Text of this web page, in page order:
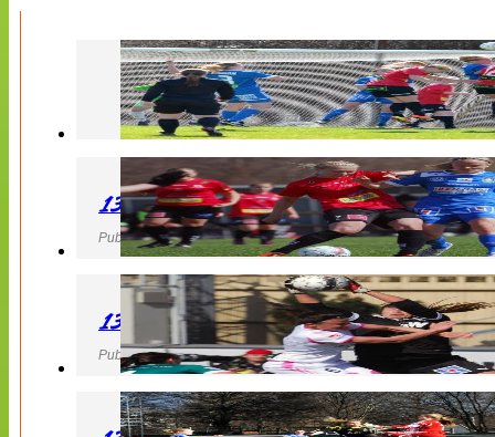
130427 LB 07 – QBIK
Publicerad 27 April 2013, 22:40
130427 IF Limhamn Bunkeflo – QBIK
Publicerad 27 April 2013, 21:10